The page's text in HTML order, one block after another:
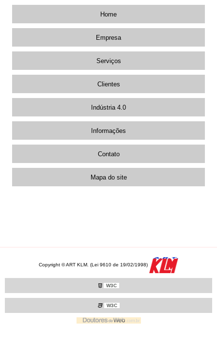
Home
Empresa
Serviços
Clientes
Indústria 4.0
Informações
Contato
Mapa do site
Copyright © ART KLM. (Lei 9610 de 19/02/1998)
W3C
W3C